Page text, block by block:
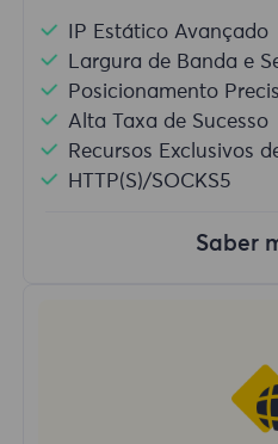
IP Estático Avançado
Largura de Banda e
Posicionamento
Alta Taxa de Sucesso
Recursos Exclusivos
HTTP(S)/SOCKS5
Saber